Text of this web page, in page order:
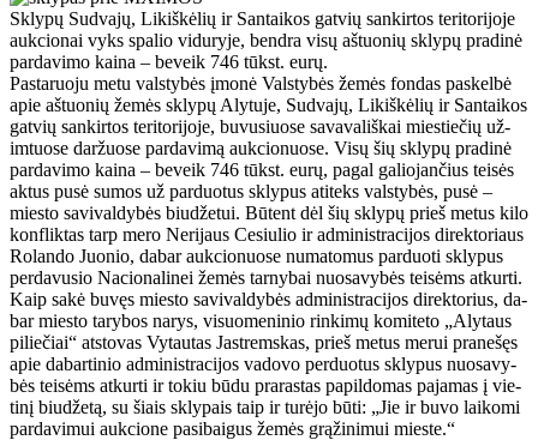
Skly­pų Su­dva­jų, Li­kiš­kė­lių ir San­tai­kos gat­vių san­kir­tos te­ri­to­ri­jo­je
auk­cio­nai vyks spa­lio vi­du­ry­je, ben­dra vi­sų aštuonių skly­pų pra­di­nė
par­da­vi­mo kai­na – be­veik 746 tūkst. eu­rų.
Pas­ta­ruo­ju me­tu vals­ty­bės įmo­nė Vals­ty­bės že­mės fon­das pa­skel­bė
apie aš­tuo­nių že­mės skly­pų Aly­tu­je, Su­dva­jų, Li­kiš­kė­lių ir San­tai­kos
gat­vių san­kir­tos te­ri­to­ri­jo­je, bu­vu­siuo­se sa­va­va­liš­kai mies­tie­čių už­
im­tuo­se dar­žuo­se par­da­vi­mą auk­cio­nuo­se. Vi­sų šių skly­pų pra­di­nė
par­da­vi­mo kai­na – be­veik 746 tūkst. eu­rų, pa­gal ga­lio­jan­čius tei­sės
ak­tus pu­sė su­mos už par­duo­tus skly­pus ati­teks vals­ty­bės, pu­sė –
mies­to sa­vi­val­dy­bės biu­dže­tui. Bū­tent dėl šių skly­pų prieš me­tus ki­lo
kon­flik­tas tarp me­ro Ne­ri­jaus Ce­siu­lio ir ad­mi­nist­ra­ci­jos di­rek­to­riaus
Ro­lan­do Juo­nio, da­bar auk­cio­nuo­se nu­ma­to­mus par­duo­ti skly­pus
per­da­vu­sio Na­cio­na­li­nei že­mės tar­ny­bai nuo­sa­vy­bės tei­sėms at­kur­ti.
Kaip sa­kė bu­vęs mies­to sa­vi­val­dy­bės ad­mi­nist­ra­ci­jos di­rek­to­rius, da­
bar mies­to ta­ry­bos na­rys, vi­suo­me­ni­nio rin­ki­mų ko­mi­te­to „Aly­taus
pi­lie­čiai“ at­sto­vas Vy­tau­tas Jast­rems­kas, prieš me­tus me­rui pra­ne­šęs
apie da­bar­ti­nio ad­mi­nist­ra­ci­jos va­do­vo per­duo­tus skly­pus nuo­sa­vy­
bės tei­sėms at­kur­ti ir to­kiu bū­du pra­ras­tas pa­pil­do­mas pa­ja­mas į vie­
ti­nį biu­dže­tą, su šiais skly­pais taip ir tu­rė­jo bū­ti: „Jie ir bu­vo lai­ko­mi
par­da­vi­mui auk­cio­ne pa­si­bai­gus že­mės grą­ži­ni­mui mies­te.“